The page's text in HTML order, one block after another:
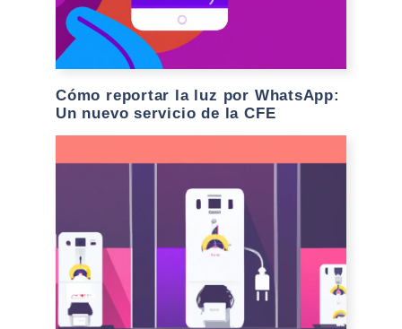
Cómo reportar la luz por WhatsApp:
Un nuevo servicio de la CFE